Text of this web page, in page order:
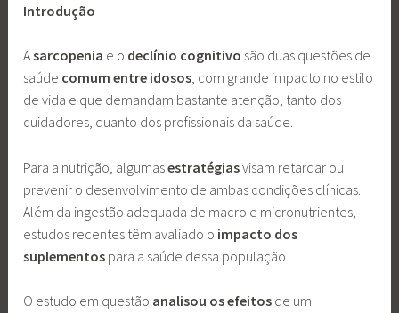
Introdução
Asarcopenia e o declínio cognitivo são duas questões de
saúde comum entre idosos, com grande impacto no estilo
de vida e que demandam bastante atenção, tanto dos
cuidadores, quanto dos profissionais da saúde.
Para a nutrição, algumasestratégiasvisam retardar ou
prevenir o desenvolvimento de ambas condições clínicas.
Além da ingestão adequada de macro e micronutrientes,
estudos recentes têm avaliado o impacto dos
suplementos para a saúde dessa população.
O estudo em questão analisou os efeitos de um